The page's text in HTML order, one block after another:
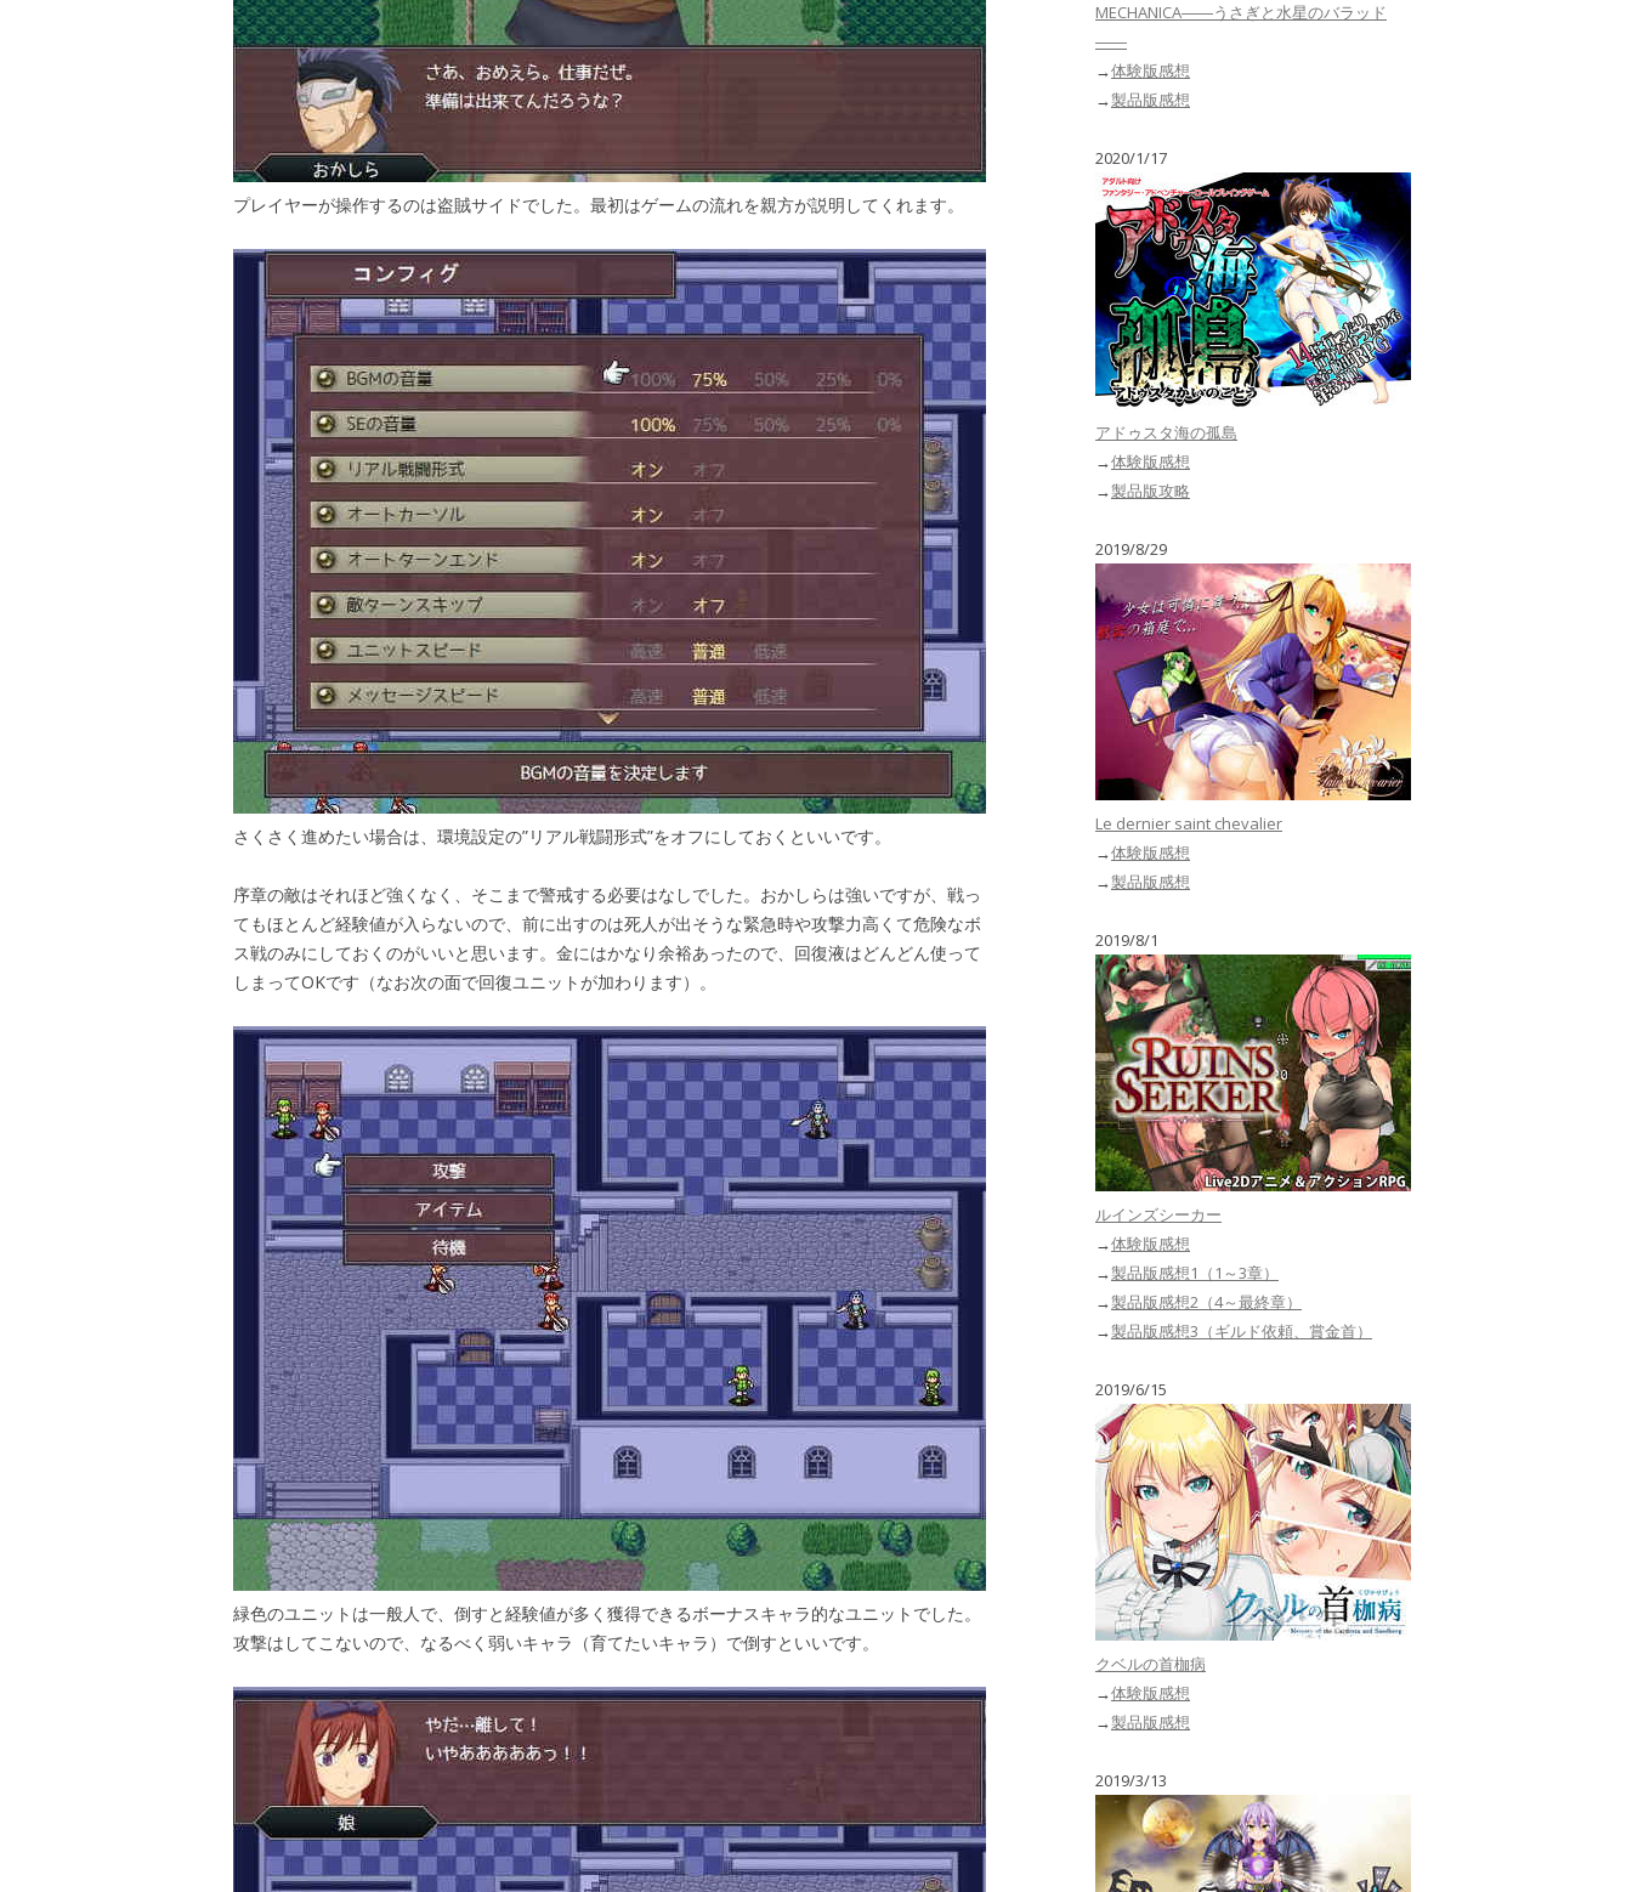
プレイヤーが操作するのは盗賊サイドでした。最初はゲームの流れを親方が説明してくれます。
さくさく進めたい場合は、環境設定の”リアル戦闘形式”をオフにしておくといいです。
序章の敵はそれほど強くなく、そこまで警戒する必要はなしでした。おかしらは強いですが、戦っ
てもほとんど経験値が入らないので、前に出すのは死人が出そうな緊急時や攻撃力高くて危険なボ
ス戦のみにしておくのがいいと思います。金にはかなり余裕あったので、回復液はどんどん使って
しまってOKです（なお次の面で回復ユニットが加わります）。
緑色のユニットは一般人で、倒すと経験値が多く獲得できるボーナスキャラ的なユニットでした。
攻撃はしてこないので、なるべく弱いキャラ（育てたいキャラ）で倒すといいです。
MECHANICA――うさぎと水星のバラッド
――
→体験版感想
→製品版感想
2020/1/17
アドゥスタ海の孤島
→体験版感想
→製品版攻略
2019/8/29
Le dernier saint chevalier
→体験版感想
→製品版感想
2019/8/1
ルインズシーカー
→体験版感想
→製品版感想1（1～3章）
→製品版感想2（4～最終章）
→製品版感想3（ギルド依頼、賞金首）
2019/6/15
クベルの首枷病
→体験版感想
→製品版感想
2019/3/13